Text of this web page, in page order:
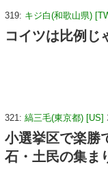
319: キジ白(和歌山県)
コイツは比例じ
321: 縞三毛(東京都) [US]
小選挙区で楽勝
石・土民の集ま